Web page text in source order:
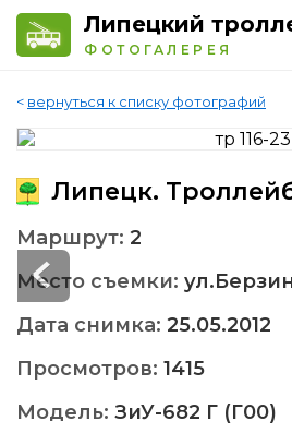
Липецкий
ФОТОГАЛЕРЕЯ
< вернуться к списку фотографий
Липецк.
Маршрут: 2
Место съемки:
Дата снимка: 25.05.2012
Просмотров: 1415
Модель: ЗиУ-682 Г (Г00)